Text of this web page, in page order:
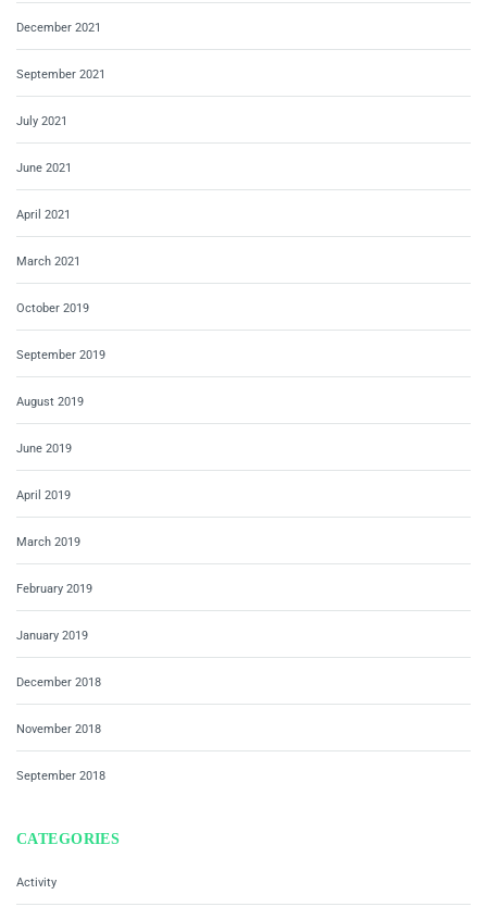
December 2021
September 2021
July 2021
June 2021
April 2021
March 2021
October 2019
September 2019
August 2019
June 2019
April 2019
March 2019
February 2019
January 2019
December 2018
November 2018
September 2018
CATEGORIES
Activity